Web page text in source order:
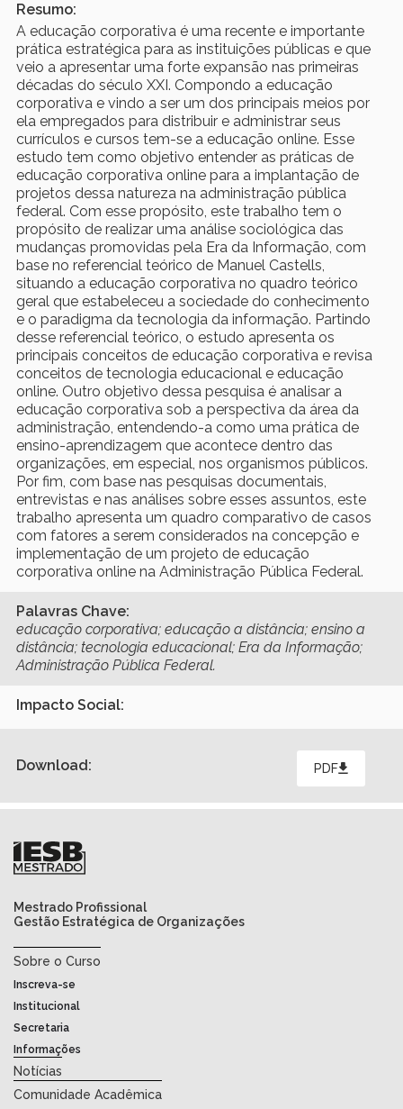
Resumo:
A educação corporativa é uma recente e importante
prática estratégica para as instituições públicas e que
veio a apresentar uma forte expansão nas primeiras
décadas do século XXI. Compondo a educação
corporativa e vindo a ser um dos principais meios por
ela empregados para distribuir e administrar seus
currículos e cursos tem-se a educação online. Esse
estudo tem como objetivo entender as práticas de
educação corporativa online para a implantação de
projetos dessa natureza na administração pública
federal. Com esse propósito, este trabalho tem o
propósito de realizar uma análise sociológica das
mudanças promovidas pela Era da Informação, com
base no referencial teórico de Manuel Castells,
situando a educação corporativa no quadro teórico
geral que estabeleceu a sociedade do conhecimento
e o paradigma da tecnologia da informação. Partindo
desse referencial teórico, o estudo apresenta os
principais conceitos de educação corporativa e revisa
conceitos de tecnologia educacional e educação
online. Outro objetivo dessa pesquisa é analisar a
educação corporativa sob a perspectiva da área da
administração, entendendo-a como uma prática de
ensino-aprendizagem que acontece dentro das
organizações, em especial, nos organismos públicos.
Por fim, com base nas pesquisas documentais,
entrevistas e nas análises sobre esses assuntos, este
trabalho apresenta um quadro comparativo de casos
com fatores a serem considerados na concepção e
implementação de um projeto de educação
corporativa online na Administração Pública Federal.
Palavras Chave:
educação corporativa; educação a distância; ensino a
distância; tecnologia educacional; Era da Informação;
Administração Pública Federal.
Impacto Social:
Download: PDF
Mestrado Profissional
Gestão Estratégica de Organizações
Sobre o Curso
Inscreva-se
Institucional
Secretaria
Informações
Notícias
Comunidade Acadêmica